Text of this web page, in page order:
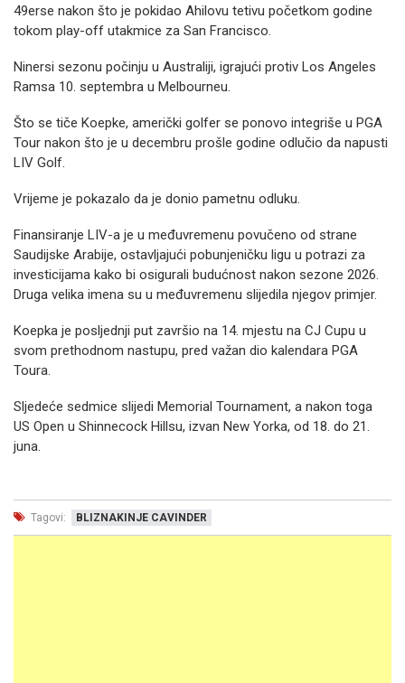
49erse nakon što je pokidao Ahilovu tetivu početkom godine
tokom play-off utakmice za San Francisco.
Ninersi sezonu počinju u Australiji, igrajući protiv Los Angeles
Ramsa 10. septembra u Melbourneu.
Što se tiče Koepke, američki golfer se ponovo integriše u PGA
Tour nakon što je u decembru prošle godine odlučio da napusti
LIV Golf.
Vrijeme je pokazalo da je donio pametnu odluku.
Finansiranje LIV-a je u međuvremenu povučeno od strane
Saudijske Arabije, ostavljajući pobunjeničku ligu u potrazi za
investicijama kako bi osigurali budućnost nakon sezone 2026.
Druga velika imena su u međuvremenu slijedila njegov primjer.
Koepka je posljednji put završio na 14. mjestu na CJ Cupu u
svom prethodnom nastupu, pred važan dio kalendara PGA
Toura.
Sljedeće sedmice slijedi Memorial Tournament, a nakon toga
US Open u Shinnecock Hillsu, izvan New Yorka, od 18. do 21.
juna.
Tagovi: BLIZNAKINJE CAVINDER